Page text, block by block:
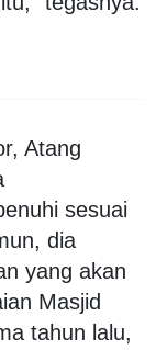
Atang
sesuai
dia
yang akan
Masjid
tahun lalu,